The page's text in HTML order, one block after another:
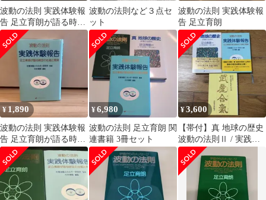
波動の法則 実践体験報
告 足立育朗が語る時空
の仕組と現実
波動の法則など３点セ
ット
波動の法則 実践体験報
告 足立育朗
¥ 1,890
波動の法則 実践体験報
告 足立育朗が語る時空
の仕組と現実
¥6,980
波動の法則 足立育朗 関
連書籍 3冊セット
¥3,600
【帯付】真 地球の歴史
波動の法則Ⅱ / 実践体
験報告 / 武産合氣 3冊
セット